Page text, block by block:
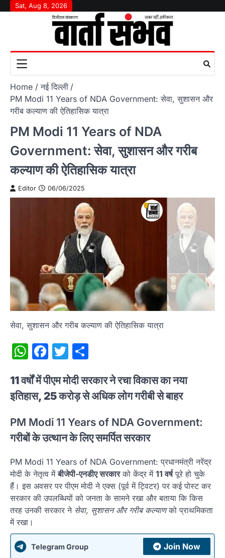
SkipSat, Aug 8, 2026
Home
नई दिल्ली
PM Modi 11 Years of NDA Government: सेवा, सुशासन और
गरीब कल्याण की ऐतिहासिक यात्रा
PM Modi 11 Years of NDA
Government: सेवा, सुशासन और गरीब
कल्याण की ऐतिहासिक यात्रा
Editor 06/06/2025
सेवा, सुशासन और गरीब कल्याण की ऐतिहासिक यात्रा
WhatsApp
Facebook
Twitter
11 वर्षों में पीएम मोदी सरकार ने रचा विकास का नया
इतिहास, 25 करोड़ से अधिक लोग गरीबी से बाहर
PM Modi 11 Years of NDA Government:
गरीबों के उत्थान के लिए समर्पित सरकार
PM Modi 11 Years of NDA Government: प्रधानमंत्री नरेंद्र
मोदी के नेतृत्व मेंबीजेपी-एनडीए सरकारको केंद्र में 11 वर्षपूरे हो चुके
हैं। इस अवसर पर पीएम मोदी ने एक्स (पूर्व में ट्विटर) पर कई पोस्ट कर
सरकार की उपलब्धियों को जनता के सामने रखा और बताया कि किस
तरह उनकी सरकार ने सेवा, सुशासन और गरीब कल्याणको प्राथमिकता
में रखा।
Telegram Group Join Now